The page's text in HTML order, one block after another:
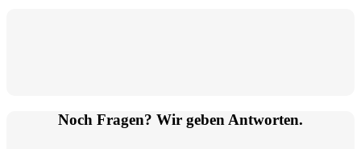
Noch Fragen? Wir geben Antworten.